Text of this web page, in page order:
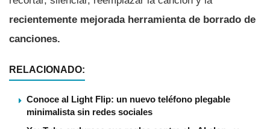
recientemente mejorada herramienta de borrado de
canciones.
RELACIONADO:
Conoce al Light Flip: un nuevo teléfono plegable
minimalista sin redes sociales